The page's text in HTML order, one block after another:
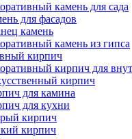
камень для сада
для фасадов
камень
камень из гипса
кирпич
кирпич для
кирпич
для камина
для кухни
кирпич
кирпич